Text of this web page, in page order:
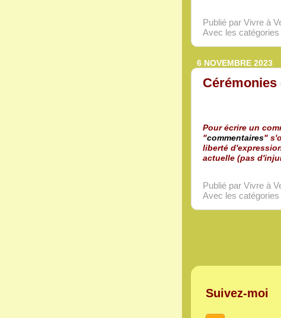
Publié par Vivre à
Avec les catégories
6 NOVEMBRE 2023
Cérémonies
Pour écrire un
"commentaires"
liberté
actuelle (pas
Publié par Vivre à
Avec les catégories
Suivez-moi